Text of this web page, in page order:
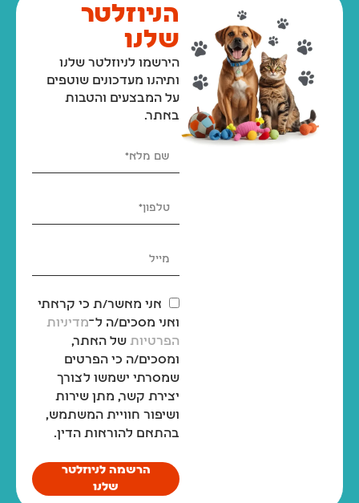
הניוזלטר
שלנו
הירשמו לניוזלטר שלנו
ותיהנו מעדכונים שוטפים
על המבצעים והטבות
באתר.
אני מאשר/ת כי קראתי
ואני מסכים/ה ל־מדיניות
הפרטיות של האתר,
ומסכים/ה כי הפרטים
שמסרתי ישמשו לצורך
יצירת קשר, מתן שירות
ושיפור חוויית המשתמש,
בהתאם להוראות הדין.
הרשמה לניוזלטר
שלנו